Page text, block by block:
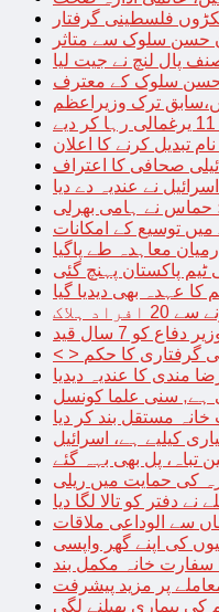
فلسطینی گرفتار
حسن سلوک سے متاثر
حسن سلوک کے معترف
ترک وزیراعظم
تبدیل کرنے کا اعلان
صحافی کا اعتراف
نے عندیہ دے دیا
حماس نے ہامی بھرلی
توسیع کے امکانات
معاہدہ طے پاگیا
ٹیم پاکستان پہنچ گئی
عہدہ بھی دیدیا گیا
ہلاک
کو 7 سال قید
گرفتاری کا حکم
مندی کا عندیہ دیدیا
ہے, سنی علما کونسل
مستقل بند کر دیا
کیلیے ہے، اسرائیل
کی حمایت میں ریلی
دفتر کو تالا لگا دیا
سے الوداعی ملاقات
سفارت خانہ مکمل بند
پر مزید پیشرفت